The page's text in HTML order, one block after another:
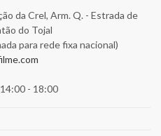
da Crel, Arm. Q. - Estrada de
do Tojal
para rede fixa nacional)
- 18:00